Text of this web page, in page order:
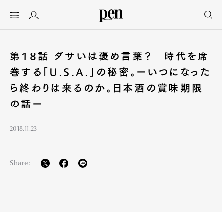
第18話 ダサいは褒め言葉？ 時代を席
巻する「U.S.A.」の秘密。ーいつになった
ら終わりは来るのか。日本酒の賞味期限
の話ー
2018.11.23
Share: